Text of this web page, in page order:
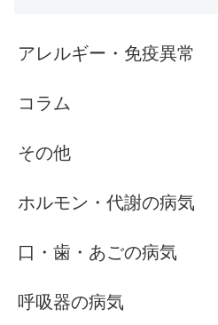
アレルギー・免疫異常
コラム
その他
ホルモン・代謝の病気
口・歯・あごの病気
呼吸器の病気